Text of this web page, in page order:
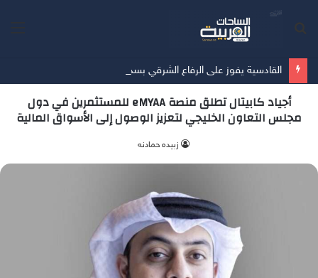
أجياد كابيتال تطلق منصة eMYAA للمستثمرين في دول
مجلس التعاون الخليجي لتعزيز الوصول إلى الأسواق المالية
زبيده حمادنه